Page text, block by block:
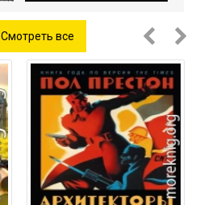
Смотреть все